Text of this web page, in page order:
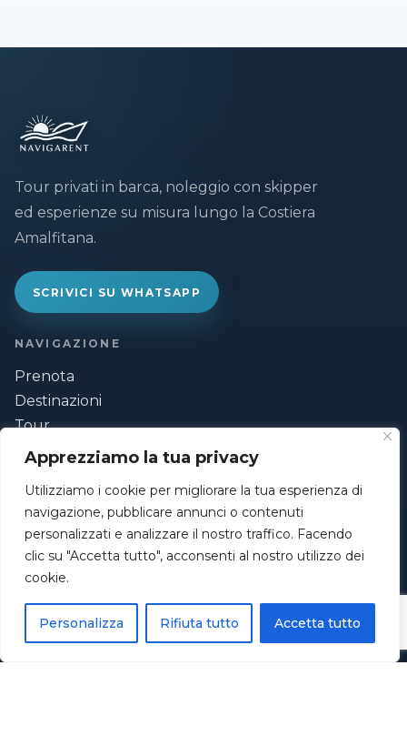
Apprezziamo la tua privacy
Utilizziamo i cookie per migliorare la tua esperienza di
navigazione, pubblicare annunci o contenuti
personalizzati e analizzare il nostro traffico. Facendo
clic su "Accetta tutto", acconsenti al nostro utilizzo dei
cookie.
Personalizza Rifiuta tutto Accetta tutto
Tour privati in barca, noleggio con skipper
ed esperienze su misura lungo la Costiera
Amalfitana.
SCRIVICI SU WHATSAPP
NAVIGAZIONE
Prenota
Destinazioni
Tour
Flotta
Contatti
ESPERIENZE
Tour intera giornata
Tour al tramonto
Notte romantica
La nostra flotta